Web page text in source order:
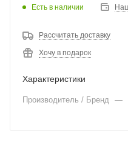
Есть в наличии
Рассчитать доставку
Хочу в подарок
Характеристики
Производитель / Бренд —